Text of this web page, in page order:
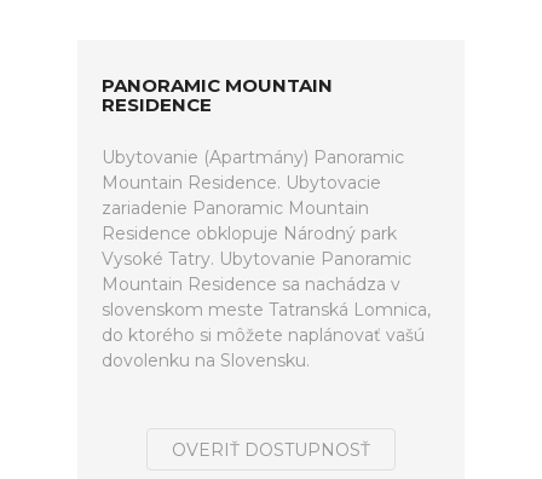
PANORAMIC MOUNTAIN
RESIDENCE
Ubytovanie (Apartmány) Panoramic
Mountain Residence. Ubytovacie
zariadenie Panoramic Mountain
Residence obklopuje Národný park
Vysoké Tatry. Ubytovanie Panoramic
Mountain Residence sa nachádza v
slovenskom meste Tatranská Lomnica,
do ktorého si môžete naplánovať vašú
dovolenku na Slovensku.
OVERIŤ DOSTUPNOSŤ